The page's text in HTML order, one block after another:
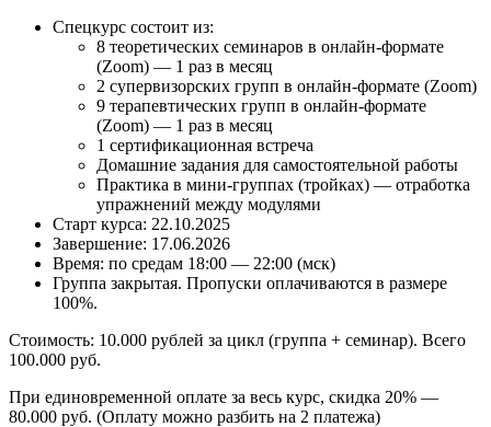
Спецкурс состоит из:
8 теоретических семинаров в онлайн-формате
(Zoom) — 1 раз в месяц
2 супервизорских групп в онлайн-формате (Zoom)
9 терапевтических групп в онлайн-формате
(Zoom) — 1 раз в месяц
1 сертификационная встреча
Домашние задания для самостоятельной работы
Практика в мини-группах (тройках) — отработка
упражнений между модулями
Старт курса: 22.10.2025
Завершение: 17.06.2026
Время: по средам 18:00 — 22:00 (мск)
Группа закрытая. Пропуски оплачиваются в размере
100%.
Стоимость: 10.000 рублей за цикл (группа + семинар). Всего
100.000 руб.
При единовременной оплате за весь курс, скидка 20% —
80.000 руб. (Оплату можно разбить на 2 платежа)